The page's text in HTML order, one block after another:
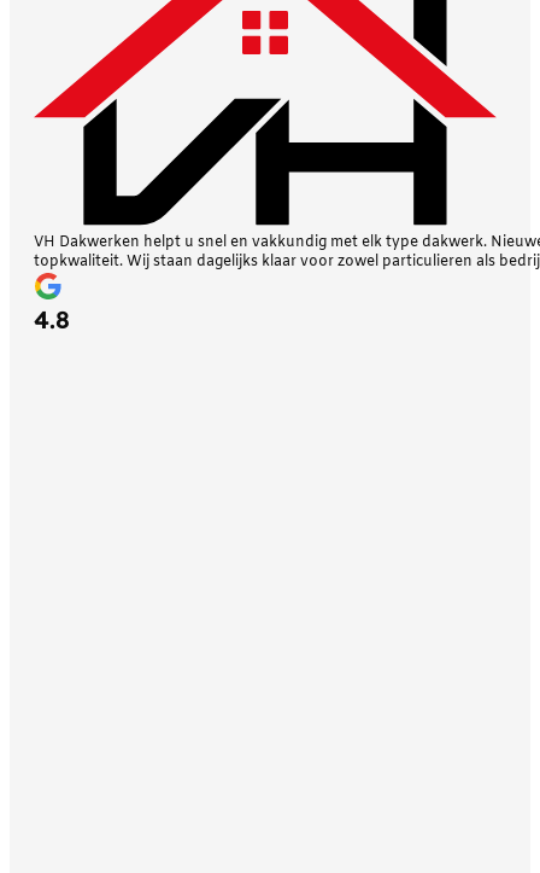
VH Dakwerken helpt u snel en vakkundig met elk type dakwerk.
topkwaliteit. Wij staan dagelijks klaar voor zowel particulieren als
4.8